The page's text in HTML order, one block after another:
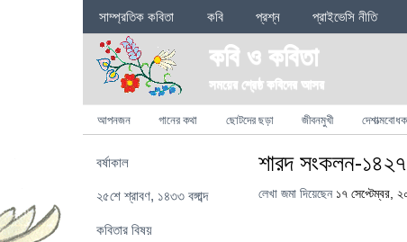
Sections
সাম্প্রতিক কবিতা কবি প্রশ্ন প্রাইভেসি নীতি
কবি ও কবিতা
সময়ের শ্রেষ্ঠ কবিদের আসর
Categories
আপনজন গানের কথা ছোটদের ছড়া জীবনমুখী দেশাত্মবোধক
শারদ সংকলন-১৪২৭
লেখা জমা দিয়েছেন ১৭ সেপ্টেম্বর,
বর্ষাকাল
২৫শে শ্রাবণ, ১৪৩৩ বঙ্গাব্দ
কবিতার বিষয়